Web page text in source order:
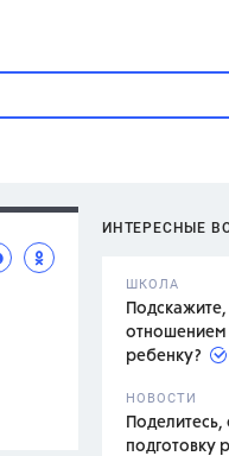
ИНТЕРЕСНЫЕ
ШКОЛА
отношением
ребенку?
НОВОСТИ
Поделитесь,
подготовку